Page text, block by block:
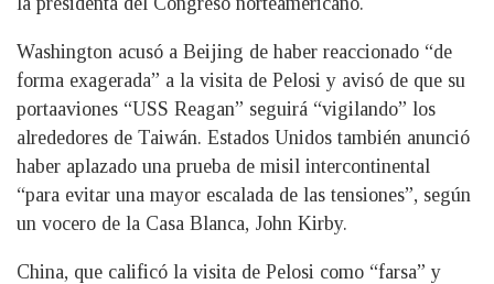
Washington acusó a Beijing de haber reaccionado “de
forma exagerada” a la visita de Pelosi y avisó de que su
portaaviones “USS Reagan” seguirá “vigilando” los
alrededores de Taiwán. Estados Unidos también anunció
haber aplazado una prueba de misil intercontinental
“para evitar una mayor escalada de las tensiones”, según
un vocero de la Casa Blanca, John Kirby.
China, que calificó la visita de Pelosi como “farsa” y